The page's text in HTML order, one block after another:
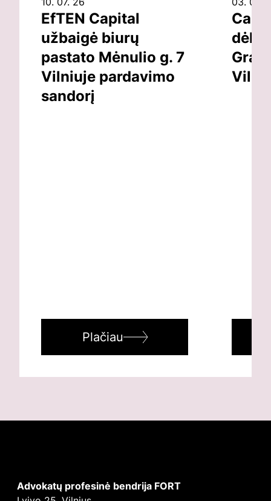
EfTEN Capital
užbaigė biurų
pastato Mėnulio g. 7
Vilniuje pardavimo
sandorį
Plačiau
dėl
Advokatų profesinė bendrija FORT